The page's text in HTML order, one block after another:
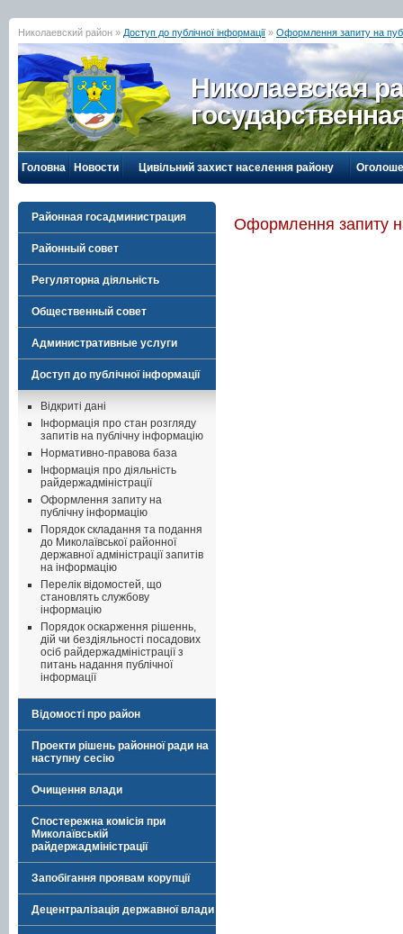
Николаевский район » Доступ до публічної інформації » Оформлення запиту на
Николаевская
Головна Новости Цивільний захист населення району
Районная госадминистрация
Районный совет
Регуляторна діяльність
Общественный совет
Административные услуги
Доступ до публічної інформації
Відкриті дані
Інформація про стан розгляду
запитів на публічну інформацію
Нормативно-правова база
Інформація про діяльність
райдержадміністрації
Оформлення запиту на
публічну інформацію
Порядок складання та подання
до Миколаївської районної
державної адміністрації запитів
на інформацію
Перелік відомостей, що
становлять службову
інформацію
Порядок оскарження рішеннь,
дій чи бездіяльності посадових
осіб райдержадміністрації з
питань надання публічної
інформації
Відомості про район
Проекти рішень районної ради на
наступну сесію
Очищення влади
Спостережна комісія при
Миколаївській
райдержадміністрації
Запобігання проявам корупції
Децентралізація державної влади
Оформлення запиту